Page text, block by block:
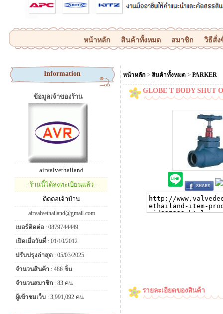
หน้าหลัก สินค้าทั้งหมด สมาชิก วิธีสั่
Information
ข้อมูลเจ้าของร้าน
airvalvethailand
- ร้านนี้ได้ลงทะเบียนแล้ว -
ติดต่อเจ้าบ้าน
airvalvethailand@gmail.com
เบอร์ติดต่อ : 0879744449
เปิดเมื่อวันที่ : 01/10/2012
ปรับปรุงล่าสุด : 05/03/2025
จำนวนสินค้า : 486 ชิ้น
จำนวนสมาชิก : 83 คน
ผู้เข้าชมเว็บ : 3,991,092 คน
หน้าหลัก > สินค้าทั้งหมด > PARKER
GLOBE T BODY SHUT
รายละเอียดของสินค้า